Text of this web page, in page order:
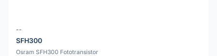
--
SFH300
Osram SFH300 Fototransistor